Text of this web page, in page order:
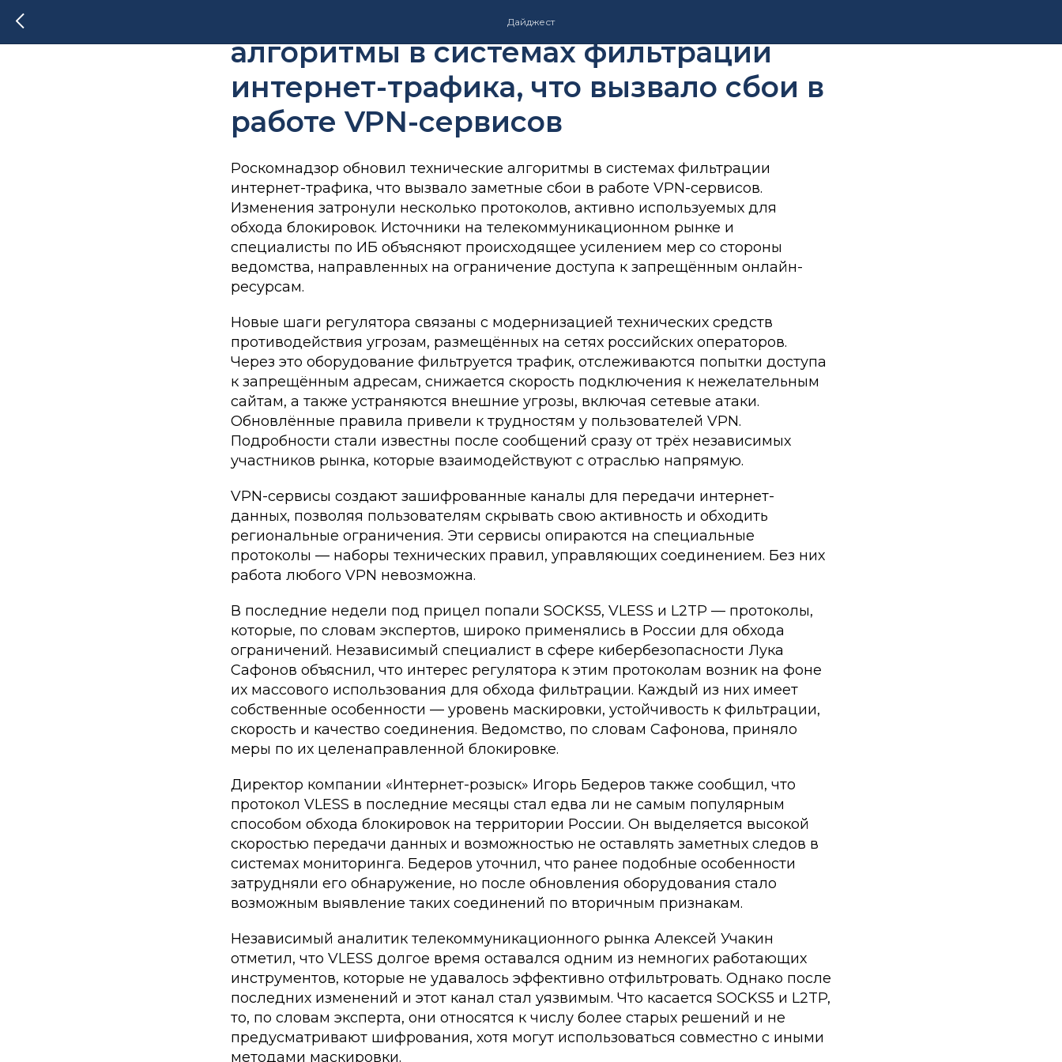
Дайджест
Роскомнадзор обновил технические
алгоритмы в системах фильтрации
интернет-трафика, что вызвало сбои в
работе VPN-сервисов
Роскомнадзор обновил технические алгоритмы в системах фильтрации
интернет-трафика, что вызвало заметные сбои в работе VPN-сервисов.
Изменения затронули несколько протоколов, активно используемых для
обхода блокировок. Источники на телекоммуникационном рынке и
специалисты по ИБ объясняют происходящее усилением мер со стороны
ведомства, направленных на ограничение доступа к запрещённым онлайн-
ресурсам.
Новые шаги регулятора связаны с модернизацией технических средств
противодействия угрозам, размещённых на сетях российских операторов.
Через это оборудование фильтруется трафик, отслеживаются попытки доступа
к запрещённым адресам, снижается скорость подключения к нежелательным
сайтам, а также устраняются внешние угрозы, включая сетевые атаки.
Обновлённые правила привели к трудностям у пользователей VPN.
Подробности стали известны после сообщений сразу от трёх независимых
участников рынка, которые взаимодействуют с отраслью напрямую.
VPN-сервисы создают зашифрованные каналы для передачи интернет-
данных, позволяя пользователям скрывать свою активность и обходить
региональные ограничения. Эти сервисы опираются на специальные
протоколы — наборы технических правил, управляющих соединением. Без них
работа любого VPN невозможна.
В последние недели под прицел попали SOCKS5, VLESS и L2TP — протоколы,
которые, по словам экспертов, широко применялись в России для обхода
ограничений. Независимый специалист в сфере кибербезопасности Лука
Сафонов объяснил, что интерес регулятора к этим протоколам возник на фоне
их массового использования для обхода фильтрации. Каждый из них имеет
собственные особенности — уровень маскировки, устойчивость к фильтрации,
скорость и качество соединения. Ведомство, по словам Сафонова, приняло
меры по их целенаправленной блокировке.
Директор компании «Интернет-розыск» Игорь Бедеров также сообщил, что
протокол VLESS в последние месяцы стал едва ли не самым популярным
способом обхода блокировок на территории России. Он выделяется высокой
скоростью передачи данных и возможностью не оставлять заметных следов в
системах мониторинга. Бедеров уточнил, что ранее подобные особенности
затрудняли его обнаружение, но после обновления оборудования стало
возможным выявление таких соединений по вторичным признакам.
Независимый аналитик телекоммуникационного рынка Алексей Учакин
отметил, что VLESS долгое время оставался одним из немногих работающих
инструментов, которые не удавалось эффективно отфильтровать. Однако после
последних изменений и этот канал стал уязвимым. Что касается SOCKS5 и L2TP,
то, по словам эксперта, они относятся к числу более старых решений и не
предусматривают шифрования, хотя могут использоваться совместно с иными
методами маскировки.